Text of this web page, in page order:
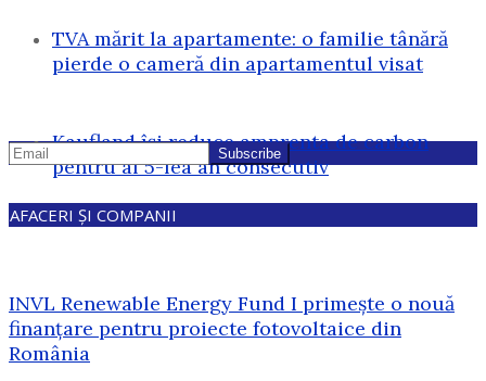
TVA mărit la apartamente: o familie tânără
pierde o cameră din apartamentul visat
Kaufland își reduce amprenta de carbon
pentru al 5-lea an consecutiv
AFACERI ȘI COMPANII
INVL Renewable Energy Fund I primește o nouă
finanțare pentru proiecte fotovoltaice din
România